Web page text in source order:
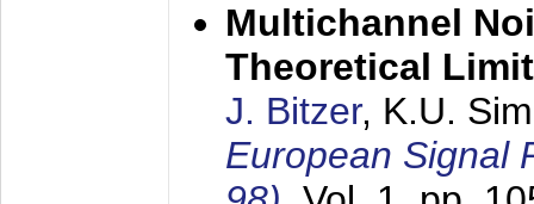
Multichannel
Theoretical
J. Bitzer, K.U.
European Signal